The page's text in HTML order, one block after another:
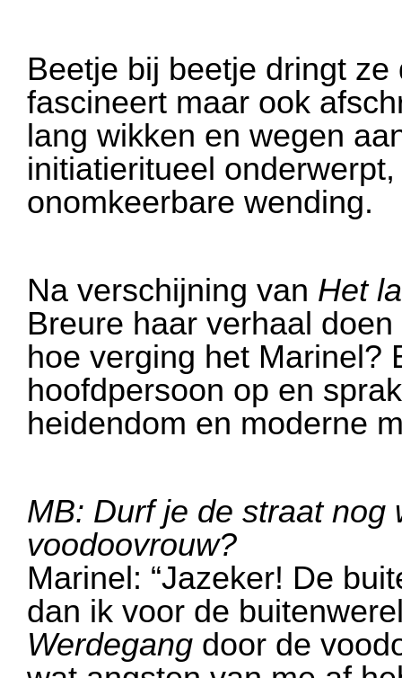
Beetje bij beetje dringt
fascineert maar ook
lang wikken en wegen
initiatieritueel
onomkeerbare wending.
Na verschijning van Het
Breure haar verhaal
hoe verging het Marinel?
hoofdpersoon op en
heidendom en moderne
MB: Durf je de straat nog
voodoovrouw?
Marinel: “Jazeker! De
dan ik voor de
Werdegang door de